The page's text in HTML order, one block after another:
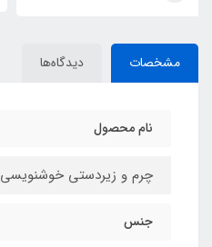
مشخصات دیدگاه‌ها
نام محصول
چرم و زیردستی خوشنویسی
جنس